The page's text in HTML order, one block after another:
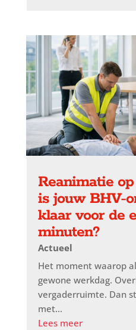
Reanimatie
is jouw BHV-
klaar voor de
minuten?
Actueel
Het moment waarop
gewone werkdag.
vergaderruimte. Dan
met...
Lees meer